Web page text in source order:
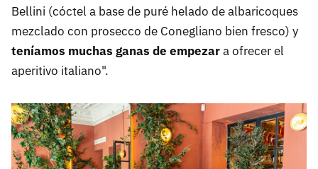
Bellini (cóctel a base de puré helado de albaricoques
mezclado con prosecco de Conegliano bien fresco) y
teníamos muchas ganas de empezara ofrecer el
aperitivo italiano".